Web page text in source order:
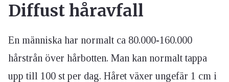
Diffust håravfall
En människa har normalt ca 80.000-160.000
hårstrån över hårbotten. Man kan normalt tappa
upp till 100 st per dag. Håret växer ungefär 1 cm i